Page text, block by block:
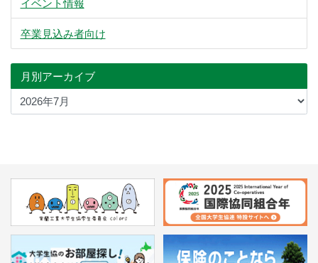
卒業見込み者向け
月別アーカイブ